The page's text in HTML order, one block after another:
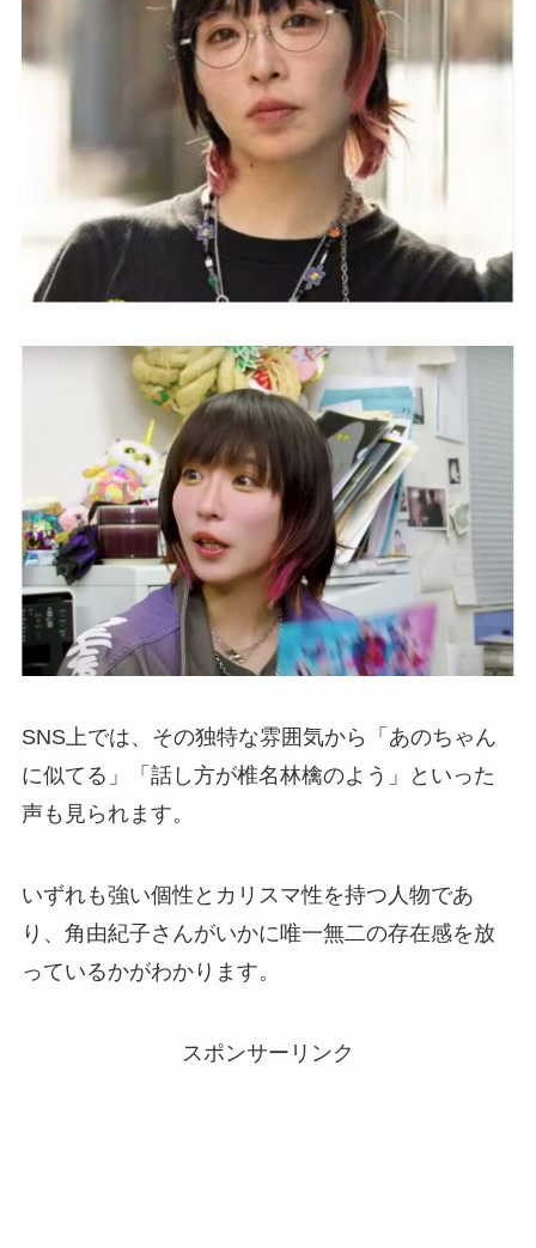
SNS上では、その独特な雰囲気から「あのちゃん
に似てる」「話し方が椎名林檎のよう」といった
声も見られます。
いずれも強い個性とカリスマ性を持つ人物であ
り、角由紀子さんがいかに唯一無二の存在感を放
っているかがわかります。
スポンサーリンク